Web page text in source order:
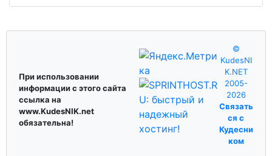
При использовании
информации с этого сайта
ссылка на
www.KudesNIK.net
обязательна!
©
KudesNI
K.NET
2005-
2026
Связать
ся с
Кудесни
ком